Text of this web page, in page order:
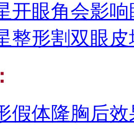
开眼角会影
整形割双眼
假体隆胸后